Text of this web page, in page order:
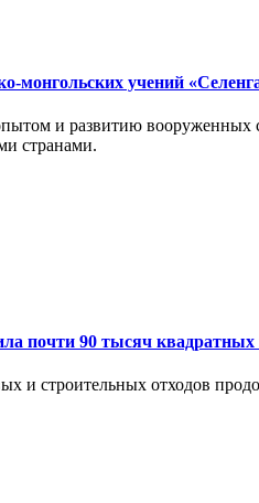
монгольских учений
и развитию вооруженных
странами.
почти 90 тысяч квадратных
строительных отходов